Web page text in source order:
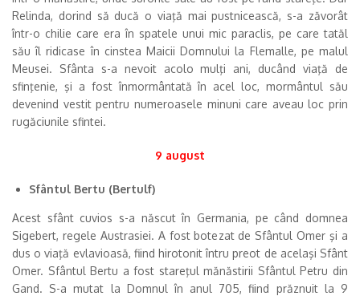
Relinda, dorind să ducă o viaţă mai pustnicească, s-a zăvorât
într-o chilie care era în spatele unui mic paraclis, pe care tatăl
său îl ridicase în cinstea Maicii Domnului la Flemalle, pe malul
Meusei. Sfânta s-a nevoit acolo mulţi ani, ducând viaţă de
sfinţenie, şi a fost înmormântată în acel loc, mormântul său
devenind vestit pentru numeroasele minuni care aveau loc prin
rugăciunile sfintei.
9 august
Sfântul Bertu (Bertulf)
Acest sfânt cuvios s-a născut în Germania, pe când domnea
Sigebert, regele Austrasiei. A fost botezat de Sfântul Omer şi a
dus o viaţă evlavioasă, fiind hirotonit întru preot de acelaşi Sfânt
Omer. Sfântul Bertu a fost stareţul mănăstirii Sfântul Petru din
Gand. S-a mutat la Domnul în anul 705, fiind prăznuit la 9